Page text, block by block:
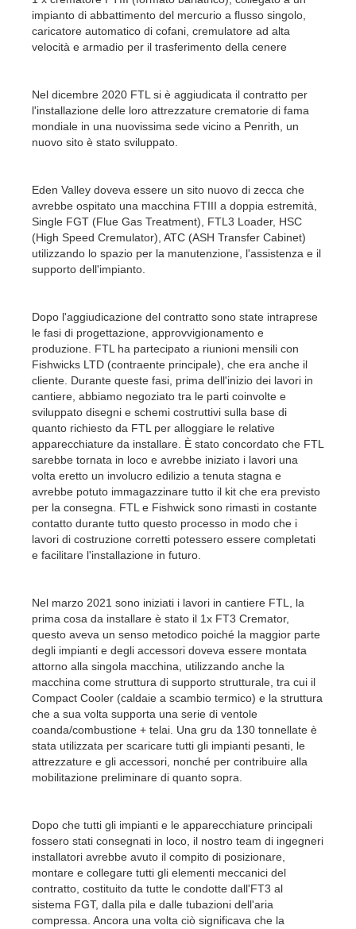
impianto di abbattimento del mercurio a flusso singolo,
caricatore automatico di cofani, cremulatore ad alta
velocità e armadio per il trasferimento della cenere
Nel dicembre 2020 FTL si è aggiudicata il contratto per
l'installazione delle loro attrezzature crematorie di fama
mondiale in una nuovissima sede vicino a Penrith, un
nuovo sito è stato sviluppato.
Eden Valley doveva essere un sito nuovo di zecca che
avrebbe ospitato una macchina FTIII a doppia estremità,
Single FGT (Flue Gas Treatment), FTL3 Loader, HSC
(High Speed Cremulator), ATC (ASH Transfer Cabinet)
utilizzando lo spazio per la manutenzione, l'assistenza e il
supporto dell'impianto.
Dopo l'aggiudicazione del contratto sono state intraprese
le fasi di progettazione, approvvigionamento e
produzione. FTL ha partecipato a riunioni mensili con
Fishwicks LTD (contraente principale), che era anche il
cliente. Durante queste fasi, prima dell'inizio dei lavori in
cantiere, abbiamo negoziato tra le parti coinvolte e
sviluppato disegni e schemi costruttivi sulla base di
quanto richiesto da FTL per alloggiare le relative
apparecchiature da installare. È stato concordato che FTL
sarebbe tornata in loco e avrebbe iniziato i lavori una
volta eretto un involucro edilizio a tenuta stagna e
avrebbe potuto immagazzinare tutto il kit che era previsto
per la consegna. FTL e Fishwick sono rimasti in costante
contatto durante tutto questo processo in modo che i
lavori di costruzione corretti potessero essere completati
e facilitare l'installazione in futuro.
Nel marzo 2021 sono iniziati i lavori in cantiere FTL, la
prima cosa da installare è stato il 1x FT3 Cremator,
questo aveva un senso metodico poiché la maggior parte
degli impianti e degli accessori doveva essere montata
attorno alla singola macchina, utilizzando anche la
macchina come struttura di supporto strutturale, tra cui il
Compact Cooler (caldaie a scambio termico) e la struttura
che a sua volta supporta una serie di ventole
coanda/combustione + telai. Una gru da 130 tonnellate è
stata utilizzata per scaricare tutti gli impianti pesanti, le
attrezzature e gli accessori, nonché per contribuire alla
mobilitazione preliminare di quanto sopra.
Dopo che tutti gli impianti e le apparecchiature principali
fossero stati consegnati in loco, il nostro team di ingegneri
installatori avrebbe avuto il compito di posizionare,
montare e collegare tutti gli elementi meccanici del
contratto, costituito da tutte le condotte dall'FT3 al
sistema FGT, dalla pila e dalle tubazioni dell'aria
compressa. Ancora una volta ciò significava che la